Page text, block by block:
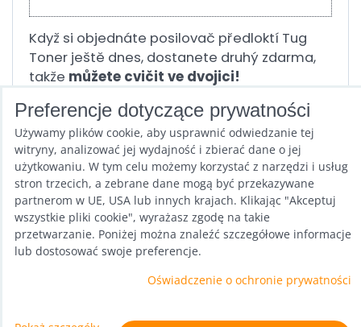
Když si objednáte posilovač předloktí Tug
Toner ještě dnes, dostanete druhý zdarma,
takže můžete cvičit ve dvojici!
Poprzedni produkt Następny produkt
Preferencje dotyczące prywatności
Używamy plików cookie, aby usprawnić odwiedzanie tej
witryny, analizować jej wydajność i zbierać dane o jej
użytkowaniu. W tym celu możemy korzystać z narzędzi i usług
stron trzecich, a zebrane dane mogą być przekazywane
partnerom w UE, USA lub innych krajach. Klikając "Akceptuj
wszystkie pliki cookie", wyrażasz zgodę na takie
przetwarzanie. Poniżej można znaleźć szczegółowe informacje
lub dostosować swoje preferencje.
Oświadczenie o ochronie prywatności